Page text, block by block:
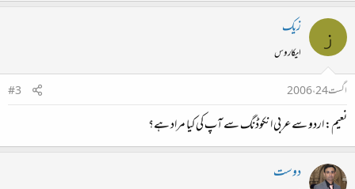
ز زیک
ایکاروس
اگست 24، 2006
#3
نعیم: اردو سے عربی انکوڈنگ سے آپ کی کیا مراد ہے؟
دوست